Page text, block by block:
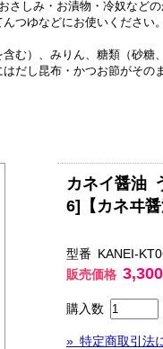
さしみ・お漬物・冷奴など
つゆなどにお使いください。
む）、みりん、糖類（砂糖
だし昆布・かつお節がその
カネイ醤油
6]【カネヰ醤
型番 KANEI-
販売価格
購入数
» 特定商取引法